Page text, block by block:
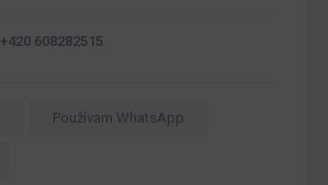
+420 608282515
Používam WhatsApp